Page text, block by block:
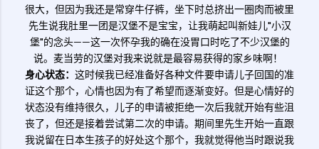
很大，但因为我还是常穿牛仔裤，坐下时总挤出一圈肉而被里
先生说我肚里一团是汉堡不是宝宝，让我萌起叫新娃儿"小汉
堡"的念头——这一次怀孕我的确在没胃口时吃了不少汉堡的
说。麦当劳的汉堡对我来说就是最容易获得的家乡味啊！
身心状态： 这时候我已经准备好各种文件要申请儿子回国的准
证这个那个，心情也因为有了希望而逐渐变好。但是心情好的
状态没有维持很久，儿子的申请被拒绝一次后我就开始有些沮
丧了，但还是接着尝试第二次的申请。期间里先生开始一直跟
我说留在日本生孩子的好处这个那个，我就觉得他当时跟说我